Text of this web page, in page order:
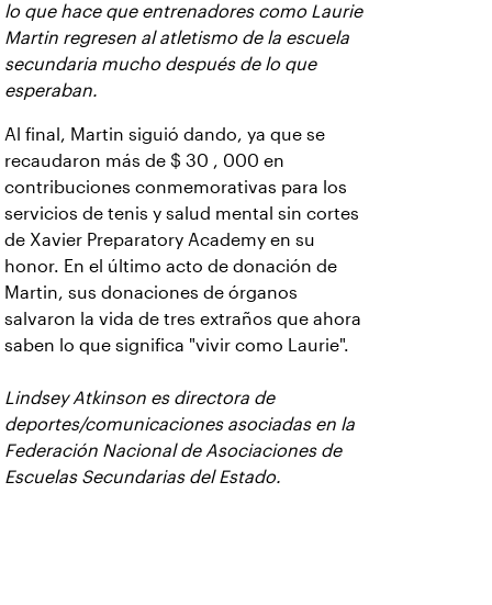
lo que hace que entrenadores como Laurie
Martin regresen al atletismo de la escuela
secundaria mucho después de lo que
esperaban.
Al final, Martin siguió dando, ya que se
recaudaron más de $ 30 , 000 en
contribuciones conmemorativas para los
servicios de tenis y salud mental sin cortes
de Xavier Preparatory Academy en su
honor. En el último acto de donación de
Martin, sus donaciones de órganos
salvaron la vida de tres extraños que ahora
saben lo que significa "vivir como Laurie".
Lindsey Atkinson es directora de
deportes/comunicaciones asociadas en la
Federación Nacional de Asociaciones de
Escuelas Secundarias del Estado.